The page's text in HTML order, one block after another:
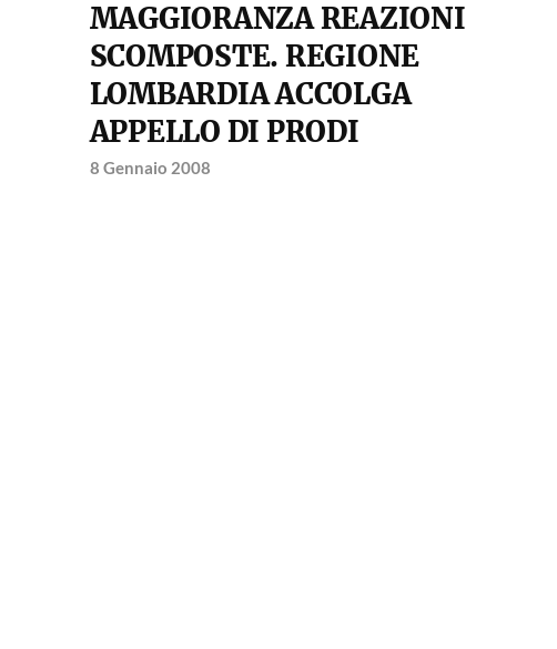
MAGGIORANZA REAZIONI
SCOMPOSTE. REGIONE
LOMBARDIA ACCOLGA
APPELLO DI PRODI
8 Gennaio 2008